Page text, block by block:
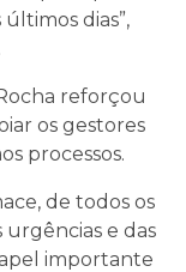
dias”,
reforçou
os gestores
processos.
de todos os
urgências e das
importante